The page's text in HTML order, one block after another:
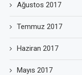
Ağustos 2017
Temmuz 2017
Haziran 2017
Mayıs 2017